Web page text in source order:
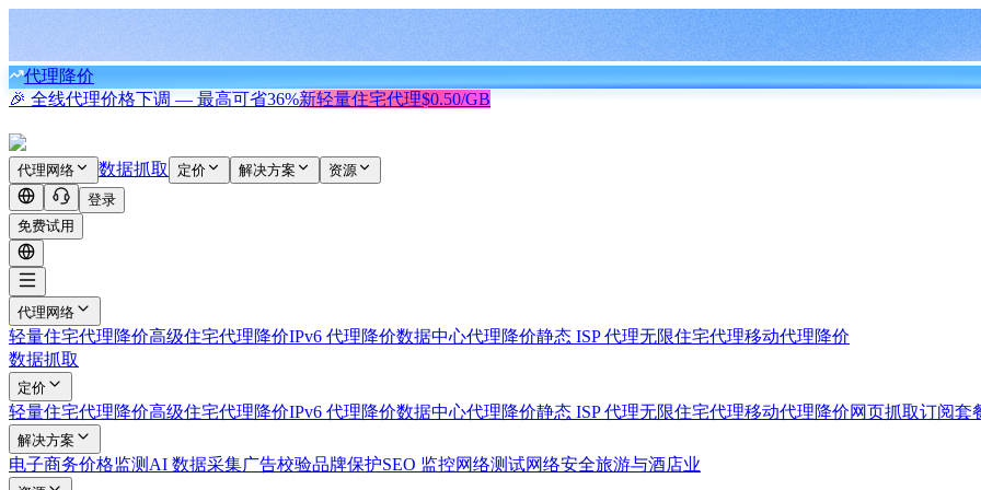
代理降价
🎉 全线代理价格下调 — 最高可省36%新轻量住宅代理$0.50/GB
代理网络 数据抓取 定价 解决方案
资源
登录
免费试用
代理网络
轻量住宅代理降价高级住宅代理降价IPv6 代理降价数据中心代理降价静态 ISP 代理无限住宅代理移动代理降价
数据抓取
定价
轻量住宅代理降价高级住宅代理降价IPv6 代理降价数据中心代理降价静态 ISP 代理无限住宅代理移动代理降价网页抓取订阅套
解决方案
电子商务价格监测 AI 数据采集广告校验品牌保护SEO 监控网络测试网络安全旅游与酒店业